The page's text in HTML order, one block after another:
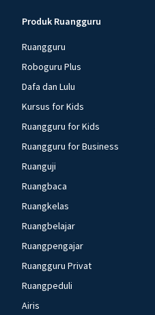
Produk Ruangguru
Ruangguru
Roboguru Plus
Dafa dan Lulu
Kursus for Kids
Ruangguru for Kids
Ruangguru for Business
Ruanguji
Ruangbaca
Ruangkelas
Ruangbelajar
Ruangpengajar
Ruangguru Privat
Ruangpeduli
Airis